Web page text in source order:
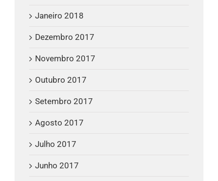
Janeiro 2018
Dezembro 2017
Novembro 2017
Outubro 2017
Setembro 2017
Agosto 2017
Julho 2017
Junho 2017